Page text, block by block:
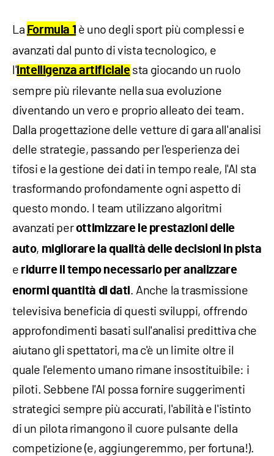
La Formula 1 è uno degli sport più complessi e
avanzati dal punto di vista tecnologico, e
l'intelligenza artificialesta giocando un ruolo
sempre più rilevante nella sua evoluzione
diventando un vero e proprio alleato dei team.
Dalla progettazione delle vetture di gara all'analisi
delle strategie, passando per l'esperienza dei
tifosi e la gestione dei dati in tempo reale, l'AI sta
trasformando profondamente ogni aspetto di
questo mondo. I team utilizzano algoritmi
avanzati perottimizzare le prestazioni delle
auto, migliorare la qualità delle decisioni in pista
e ridurre il tempo necessario per analizzare
enormi quantità di dati. Anche la trasmissione
televisiva beneficia di questi sviluppi, offrendo
approfondimenti basati sull'analisi predittiva che
aiutano gli spettatori, ma c'è un limite oltre il
quale l'elemento umano rimane insostituibile: i
piloti. Sebbene l'AI possa fornire suggerimenti
strategici sempre più accurati, l'abilità e l'istinto
di un pilota rimangono il cuore pulsante della
competizione (e, aggiungeremmo, per fortuna!).